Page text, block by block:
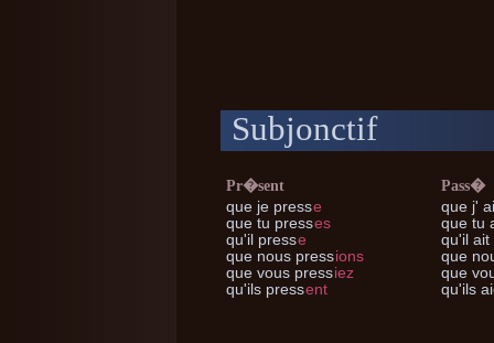
Subjonctif
Pr�sent
que je presse
que tu presses
qu'il presse
que nous pressions
que vous pressiez
qu'ils pressent
Pass�
que j'
que tu
qu'il ait
que
que
qu'ils